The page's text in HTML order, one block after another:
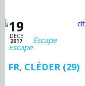
19
DECE
2017
Escape
FR, CLÉDER (29)